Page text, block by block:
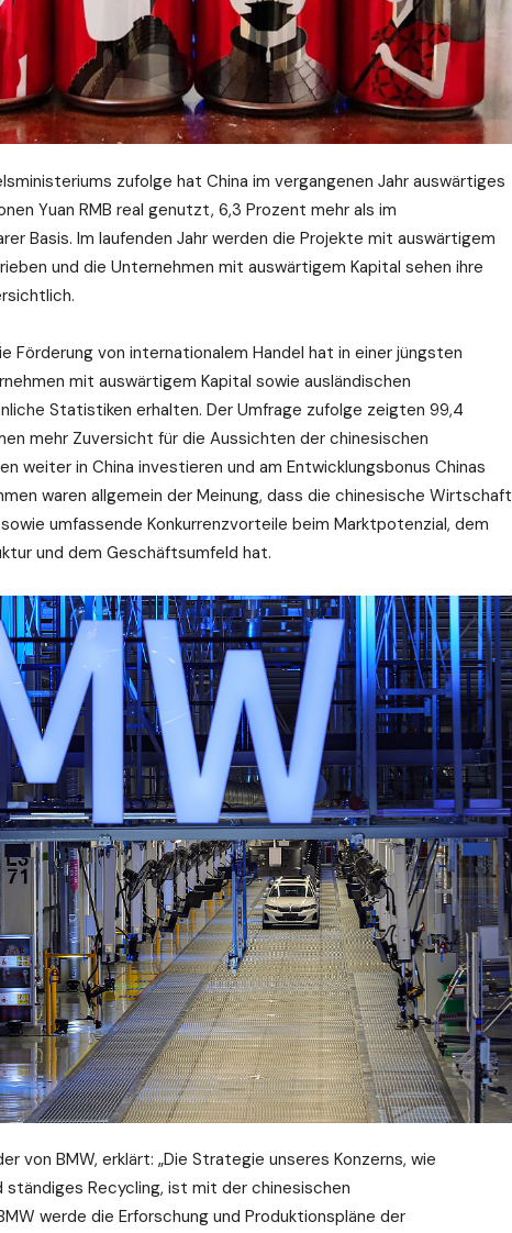
zufolge hat China im vergangenen Jahr auswärtiges
Yuan RMB real genutzt, 6,3 Prozent mehr als im
Basis. Im laufenden Jahr werden die Projekte mit auswärtigem
und die Unternehmen mit auswärtigem Kapital sehen ihre
Förderung von internationalem Handel hat in einer jüngsten
mit auswärtigem Kapital sowie ausländischen
Statistiken erhalten. Der Umfrage zufolge zeigten 99,4
mehr Zuversicht für die Aussichten der chinesischen
weiter in China investieren und am Entwicklungsbonus Chinas
waren allgemein der Meinung, dass die chinesische Wirtschaft
umfassende Konkurrenzvorteile beim Marktpotenzial, dem
und dem Geschäftsumfeld hat.
von BMW, erklärt: „Die Strategie unseres Konzerns, wie
ständiges Recycling, ist mit der chinesischen
werde die Erforschung und Produktionspläne der